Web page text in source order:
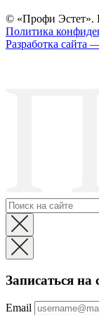
© «Профи Эстет».
Политика
Разработка сайта
Записаться на
Email